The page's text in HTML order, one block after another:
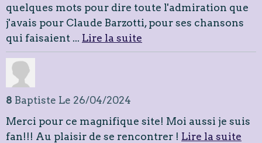
quelques mots pour dire toute l'admiration que
j'avais pour Claude Barzotti, pour ses chansons
qui faisaient ... Lire la suite
8 Baptiste Le 26/04/2024
Merci pour ce magnifique site! Moi aussi je suis
fan!!! Au plaisir de se rencontrer ! Lire la suite